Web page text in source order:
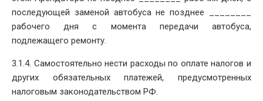
последующей заменой автобуса не позднее ________
рабочего дня с момента передачи автобуса,
подлежащего ремонту.
3.1.4. Самостоятельно нести расходы по оплате налогов и
других обязательных платежей, предусмотренных
налоговым законодательством РФ.